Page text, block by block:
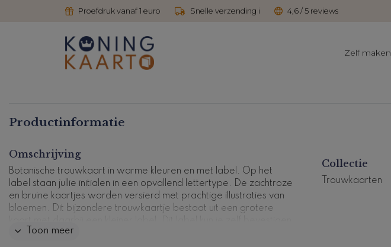
Proefdruk vanaf 1 euro Snelle verzending i 4,6 / 5 reviews
Zelf maken
Productinformatie
Omschrijving
Botanische trouwkaart in warme kleuren en met label. Op het
label staan jullie initialen in een opvallend lettertype. De zachtroze
en bruine kaartjes worden versierd met prachtige illustraties van
bloemen. Dit bijzondere trouwkaartje bestaat uit een grotere
met eenpaperclip
Toon meer
Collectie
Trouwkaarten